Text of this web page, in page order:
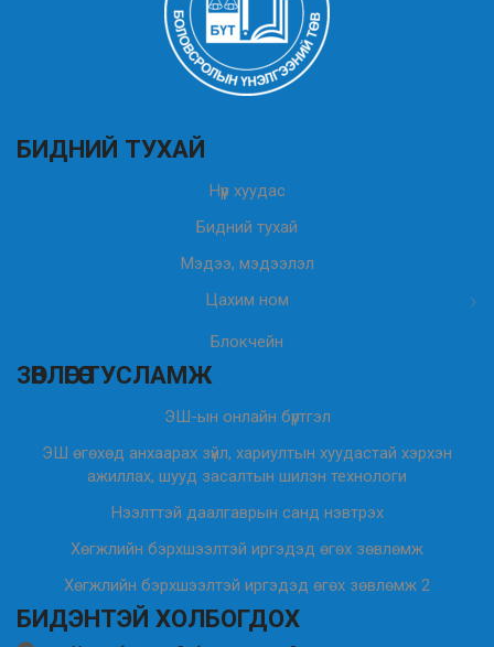
БИДНИЙ ТУХАЙ
Нүүр хуудас
Бидний тухай
Мэдээ, мэдээлэл
Цахим ном
Блокчейн
ЗӨВЛӨГӨӨ ТУСЛАМЖ
ЭШ-ын онлайн бүртгэл
ЭШ өгөхөд анхаарах зүйл, хариултын хуудастай хэрхэн
ажиллах, шууд засалтын шилэн технологи
Нээлттэй даалгаврын санд нэвтрэх
Хөгжлийн бэрхшээлтэй иргэдэд өгөх зөвлөмж
Хөгжлийн бэрхшээлтэй иргэдэд өгөх зөвлөмж 2
БИДЭНТЭЙ ХОЛБОГДОХ